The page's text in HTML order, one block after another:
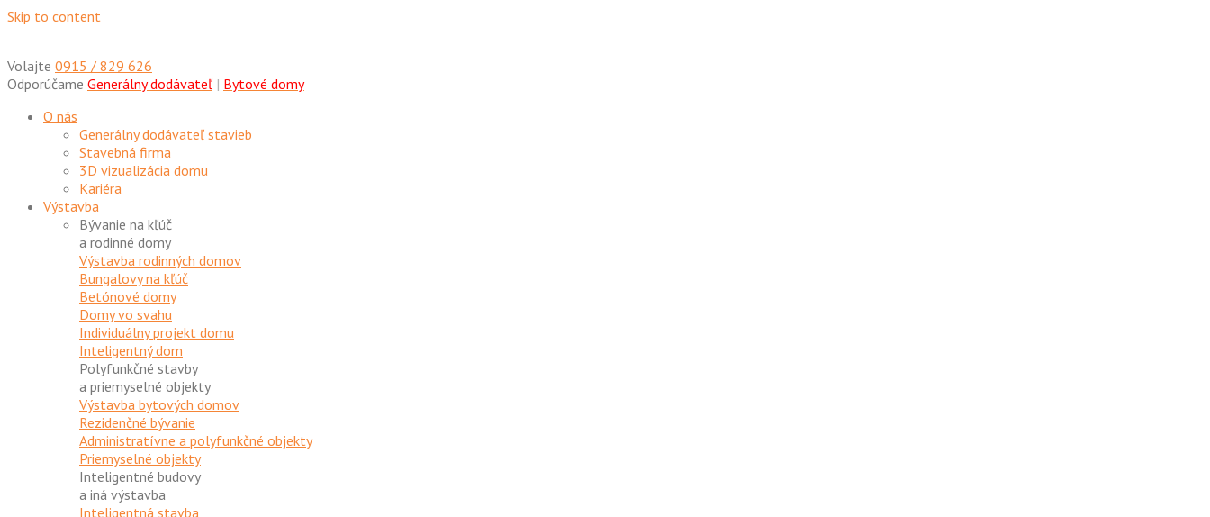
Skip to content
Volajte 0915 / 829 626
Odporúčame Generálny dodávateľ | Bytové domy
O nás
Generálny dodávateľ stavieb
Stavebná firma
3D vizualizácia domu
Kariéra
Výstavba
Bývanie na kľúč
a rodinné domy
Výstavba rodinných domov
Bungalovy na kľúč
Betónové domy
Domy vo svahu
Individuálny projekt domu
Inteligentný dom
Polyfunkčné stavby
a priemyselné objekty
Výstavba bytových domov
Rezidenčné bývanie
Administratívne a polyfunkčné objekty
Priemyselné objekty
Inteligentné budovy
a iná výstavba
Inteligentná stavba